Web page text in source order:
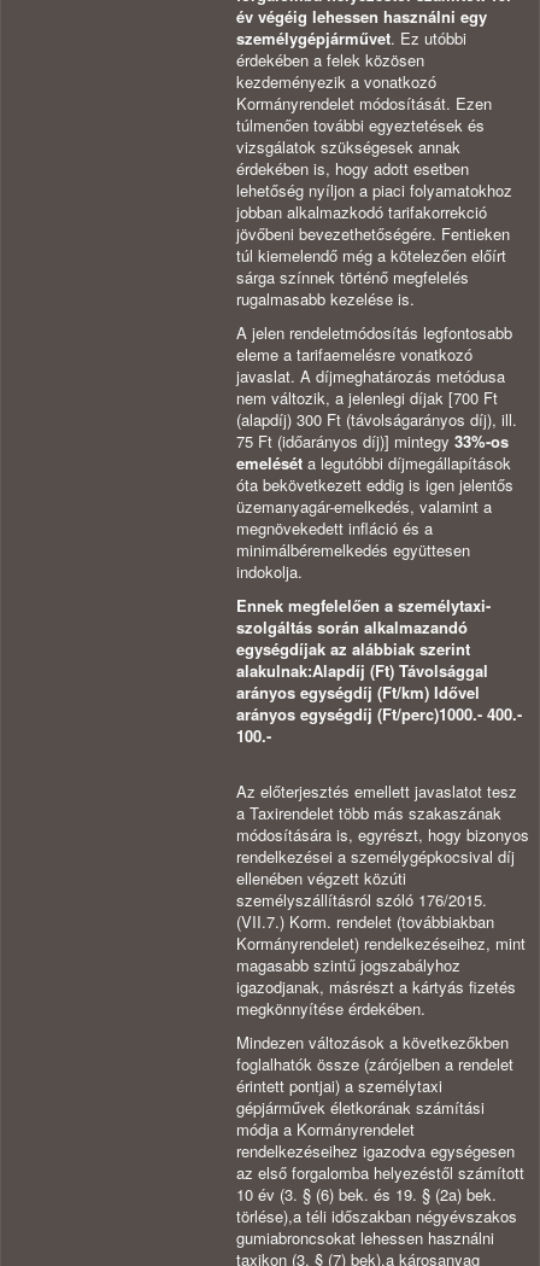
év végéig lehessen használni egy
személygépjárművet. Ez utóbbi
érdekében a felek közösen
kezdeményezik a vonatkozó
Kormányrendelet módosítását. Ezen
túlmenően további egyeztetések és
vizsgálatok szükségesek annak
érdekében is, hogy adott esetben
lehetőség nyíljon a piaci folyamatokhoz
jobban alkalmazkodó tarifakorrekció
jövőbeni bevezethetőségére. Fentieken
túl kiemelendő még a kötelezően előírt
sárga színnek történő megfelelés
rugalmasabb kezelése is.
A jelen rendeletmódosítás legfontosabb
eleme a tarifaemelésre vonatkozó
javaslat. A díjmeghatározás metódusa
nem változik, a jelenlegi díjak [700 Ft
(alapdíj) 300 Ft (távolságarányos díj), ill.
75 Ft (időarányos díj)] mintegy 33%-os
emelését a legutóbbi díjmegállapítások
óta bekövetkezett eddig is igen jelentős
üzemanyagár-emelkedés, valamint a
megnövekedett infláció és a
minimálbéremelkedés együttesen
indokolja.
Ennek megfelelően a személytaxi-
szolgáltás során alkalmazandó
egységdíjak az alábbiak szerint
alakulnak:Alapdíj (Ft) Távolsággal
arányos egységdíj (Ft/km) Idővel
arányos egységdíj (Ft/perc)1000.- 400.-
100.-
Az előterjesztés emellett javaslatot tesz
a Taxirendelet több más szakaszának
módosítására is, egyrészt, hogy bizonyos
rendelkezései a személygépkocsival díj
ellenében végzett közúti
személyszállításról szóló 176/2015.
(VII.7.) Korm. rendelet (továbbiakban
Kormányrendelet) rendelkezéseihez, mint
magasabb szintű jogszabályhoz
igazodjanak, másrészt a kártyás fizetés
megkönnyítése érdekében.
Mindezen változások a következőkben
foglalhatók össze (zárójelben a rendelet
érintett pontjai) a személytaxi
gépjárművek életkorának számítási
módja a Kormányrendelet
rendelkezéseihez igazodva egységesen
az első forgalomba helyezéstől számított
10 év (3. § (6) bek. és 19. § (2a) bek.
törlése),a téli időszakban négyévszakos
gumiabroncsokat lehessen használni
taxikon (3. § (7) bek),a károsanyag